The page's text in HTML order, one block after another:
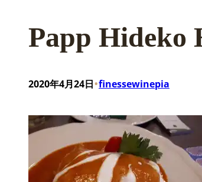
Papp Hideko
2020年4月24日•finessewinepia